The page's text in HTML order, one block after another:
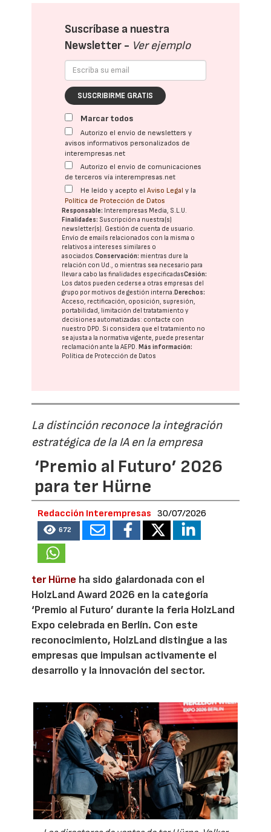
Suscríbase a nuestra
Newsletter - Ver ejemplo
SUSCRIBIRME GRATIS
Marcar todos
Autorizo el envío de newsletters y
avisos informativos personalizados de
interempresas.net
Autorizo el envío de comunicaciones
de terceros vía interempresas.net
He leído y acepto elAviso Legal y la
Política de Protección de Datos
Responsable: Interempresas Media, S.L.U.
Finalidades: Suscripción a nuestra(s)
newsletter(s). Gestión de cuenta de usuario.
Envío de emails relacionados con la misma o
relativos a intereses similares o
asociados.Conservación: mientras dure la
relación con Ud., o mientras sea necesario para
llevar a cabo las finalidades especificadasCesión:
Los datos pueden cederse a otras empresas del
grupo por motivos de gestión interna.Derechos:
Acceso, rectificación, oposición, supresión,
portabilidad, limitación del tratatamiento y
decisiones automatizadas: contacte con
nuestro DPD. Si considera que el tratamiento no
se ajusta a la normativa vigente, puede presentar
reclamación ante laAEPD.Más información:
Política de Protección de Datos
La distinción reconoce la integración
estratégica de la IA en la empresa
‘Premio al Futuro’ 2026
para ter Hürne
Redacción Interempresas 30/07/2026
672
ter Hürne ha sido galardonada con el
HolzLand Award 2026 en la categoría
‘Premio al Futuro’ durante la feria HolzLand
Expo celebrada en Berlín. Con este
reconocimiento, HolzLand distingue a las
empresas que impulsan activamente el
desarrollo y la innovación del sector.